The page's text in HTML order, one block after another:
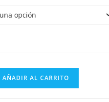
AÑADIR AL CARRITO